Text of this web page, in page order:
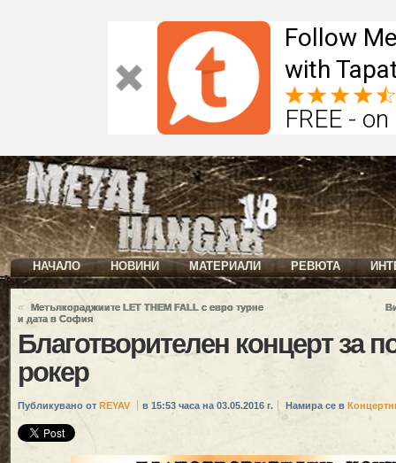
Follow
with
FREE -
НАЧАЛО НОВИНИ МАТЕРИАЛИ РЕВЮТА
«
Метълкораджиите LET THEM FALL с евро турне
и дата в София
Благотворителен концерт за
рокер
Публикувано от REYAV в 15:53 часа на 03.05.2016 г. Намира се в